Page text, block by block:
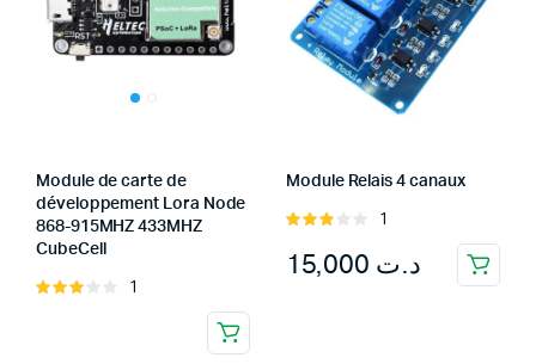
Module de carte de
développement Lora Node
868-915MHZ 433MHZ
CubeCell
Rated
1
Module Relais 4 canaux
Rated
out of
1
د.ت